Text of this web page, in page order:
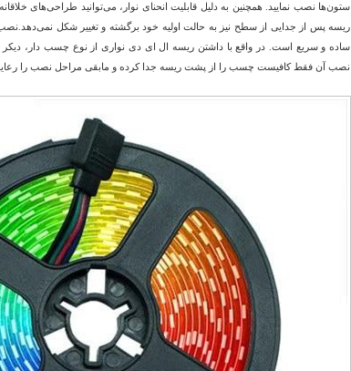
ستون‌ها نصب نمایید. همچنین به دلیل قابلیت انحنای نوار، می‌توانید طراحی‌های
ریسه پس از جدایی از سطح نیز به حالت اولیه خود برگشته و تغییر شکل
ساده و سریع است. در واقع با داشتن ریسه ال ای دی نواری از نوع چسب دار، دیکر
نصب آن فقط کافیست چسب را از پشت ریسه جدا کرده و مابقی مراحل نصب را